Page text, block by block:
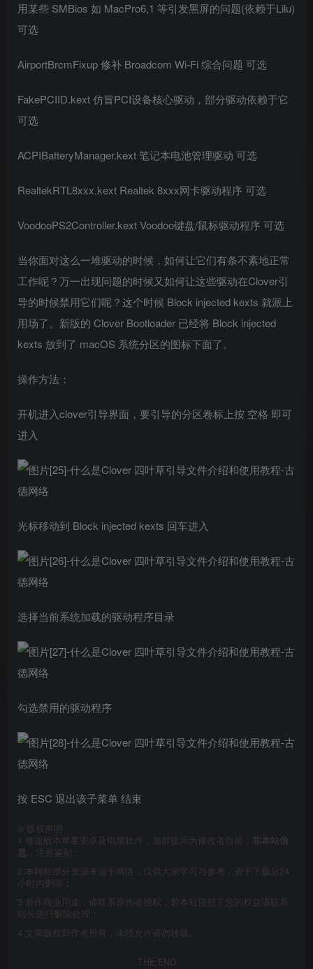
用某些 SMBios 如 MacPro6,1 等引发黑屏的问题(依赖于Lilu)
可选
AirportBrcmFixup 修补 Broadcom Wi-Fi 综合问题 可选
FakePCIID.kext 仿冒PCI设备核心驱动，部分驱动依赖于它
可选
ACPIBatteryManager.kext 笔记本电池管理驱动 可选
RealtekRTL8xxx.kext Realtek 8xxx网卡驱动程序 可选
VoodooPS2Controller.kext Voodoo键盘/鼠标驱动程序 可选
当你面对这么一堆驱动的时候，如何让它们有条不紊地正常
工作呢？万一出现问题的时候又如何让这些驱动在Clover引
导的时候禁用它们呢？这个时候 Block injected kexts 就派上
用场了。新版的 Clover Bootloader 已经将 Block injected
kexts 放到了 macOS 系统分区的图标下面了。
操作方法：
开机进入clover引导界面，要引导的分区卷标上按 空格 即可
进入
光标移动到 Block injected kexts 回车进入
选择当前系统加载的驱动程序目录
勾选禁用的驱动程序
按 ESC 退出该子菜单 结束
版权声明
1
修改版本苹果安卓及电脑软件，加群提示为修改者自留，
非本站信
息 ，注意鉴别；
2 本网站部分资源来源于网络，仅供大家学习与参考，请于下载后24
小时内删除；
3 若作商业用途，请联系原作者授权，若本站侵犯了您的权益请联系
站长进行删除处理；
4 文章版权归作者所有，未经允许请勿转载。
THE END